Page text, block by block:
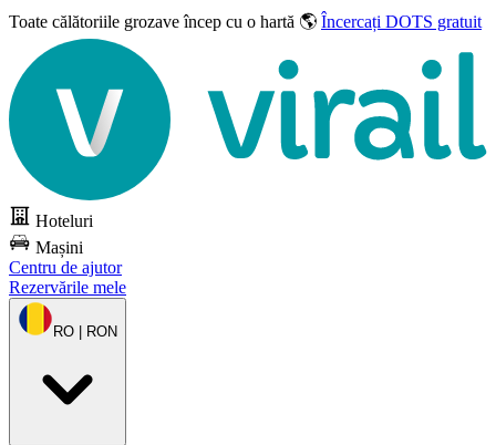
Toate călătoriile grozaveîncep cu o hartă 🌎 Încercați DOTS gratuit
Hoteluri
Mașini
Centru de ajutor
Rezervările mele
RO | RON